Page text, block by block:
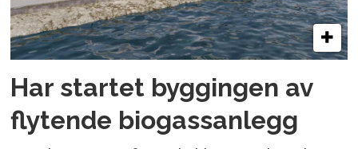
Har startet byggingen av
flytende biogassanlegg